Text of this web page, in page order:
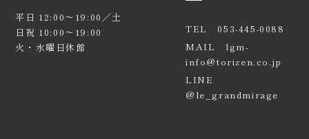
平日 12:00〜19:00／土
日祝 10:00〜19:00
火・水曜日休館
TEL 053-445-0088
MAIL lgm-
info@torizen.co.jp
LINE
@le_grandmirage